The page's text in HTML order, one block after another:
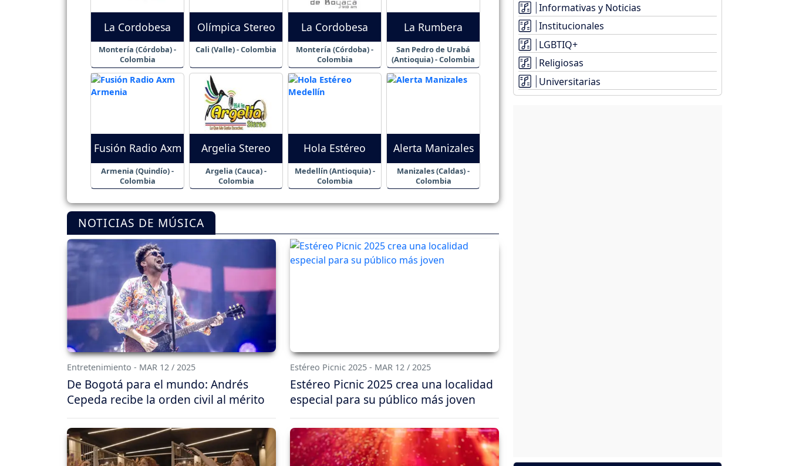
La Cordobesa
Montería (Córdoba) -
Colombia
Olímpica Stereo
Cali (Valle) - Colombia
La Cordobesa
Montería (Córdoba) -
Colombia
La Rumbera
San Pedro de Urabá
(Antioquia) - Colombia
Fusión Radio Axm
Armenia (Quindío) -
Colombia
Argelia Stereo
Argelia (Cauca) -
Colombia
Hola Estéreo
Medellín (Antioquia) -
Colombia
Alerta Manizales
Manizales (Caldas) -
Colombia
NOTICIAS DE MÚSICA
Entretenimiento - MAR 12 / 2025
De Bogotá para el mundo: Andrés
Cepeda recibe la orden civil al mérito
Estéreo Picnic 2025 - MAR 12 / 2025
Estéreo Picnic 2025 crea una localidad
especial para su público más joven
Informativas y Noticias
Institucionales
LGBTIQ+
Religiosas
Universitarias